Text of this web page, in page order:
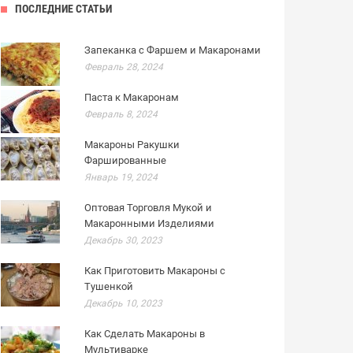
ПОСЛЕДНИЕ СТАТЬИ
Запеканка с Фаршем и Макаронами
Февраль 28, 2024
Паста к Макаронам
Февраль 8, 2024
Макароны Ракушки
Фаршированные
Январь 19, 2024
Оптовая Торговля Мукой и
Макаронными Изделиями
Декабрь 30, 2023
Как Приготовить Макароны с
Тушенкой
Декабрь 10, 2023
Как Сделать Макароны в
Мультиварке